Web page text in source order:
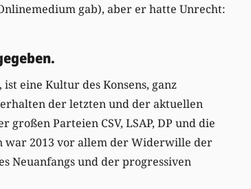
gab), aber er hatte Unrecht:
eine Kultur des Konsens, ganz
der letzten und der aktuellen
Parteien CSV, LSAP, DP und die
war 2013 vor allem der Widerwille der
Neuanfangs und der progressiven